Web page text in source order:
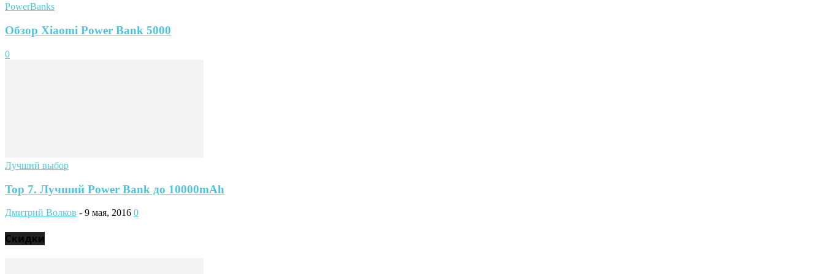
PowerBanks
Обзор Xiaomi Power Bank 5000
0
Лучший выбор
Top 7. Лучший Power Bank до 10000mAh
Дмитрий Волков - 9 мая, 2016 0
Скидки